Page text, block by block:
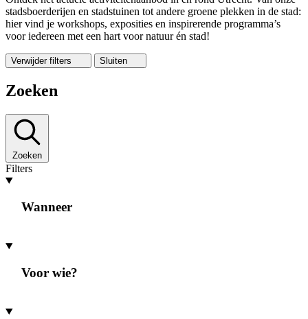
stadsboerderijen en stadstuinen tot andere groene plekken in de stad:
hier vind je workshops, exposities en inspirerende programma’s
voor iedereen met een hart voor natuur én stad!
Verwijder filters Sluiten
Zoeken
Zoeken
Filters
Wanneer
Voor wie?